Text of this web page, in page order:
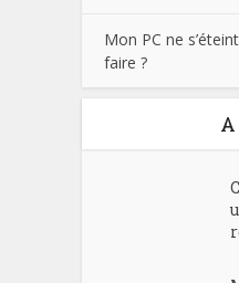
Mon PC ne
faire ?